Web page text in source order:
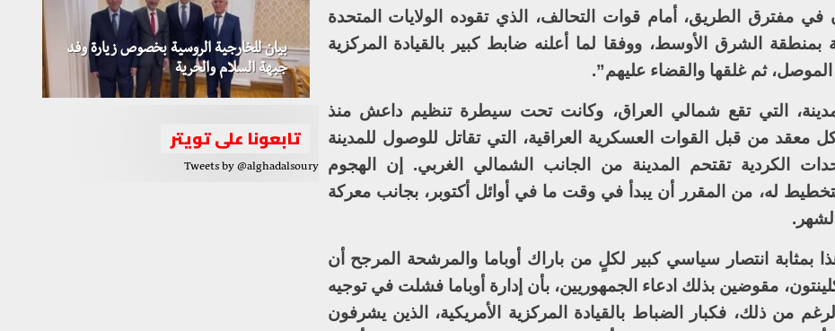
مفترق الطريق، أمام قوات التحالف، الذي تقوده الولايات المتحدة
الشرق الأوسط، ووفقا لما أعلنه ضابط كبير بالقيادة المركزية
ثم غلقها والقضاء عليهم”.
التي تقع شمالي العراق، وكانت تحت سيطرة تنظيم داعش منذ
غلقها بشكل معقد من قبل القوات العسكرية العراقية، التي تقاتل للوصول للمدينة
الكردية تقتحم المدينة من الجانب الشمالي الغربي. إن الهجوم
له، من المقرر أن يبدأ في وقت ما في أوائل أكتوبر، بجانب معركة
بمثابة انتصار سياسي كبير لكلٍ من باراك أوباما والمرشحة المرجح أن
مقوضين بذلك ادعاء الجمهوريين، بأن إدارة أوباما فشلت في توجيه
من ذلك، فكبار الضباط بالقيادة المركزية الأمريكية، الذين يشرفون
بيان للخارجية الروسية بخصوص زيارة وفد
جبهة السلام والحرية
تابعونا على تويتر
Tweets by @alghadalsoury